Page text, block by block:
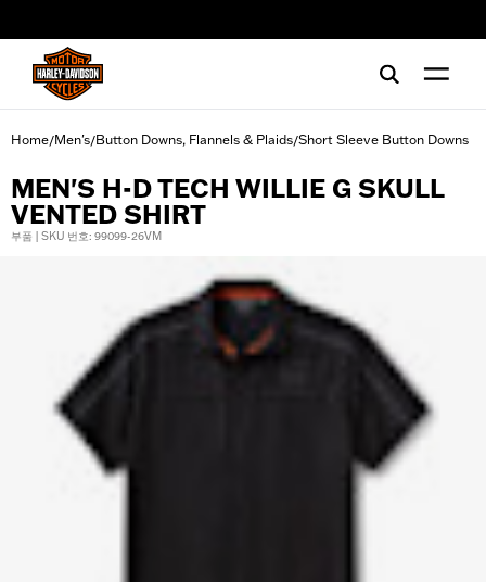
Home/Men's/Button Downs, Flannels & Plaids/Short Sleeve Button Downs
MEN'S H-D TECH WILLIE G SKULL
VENTED SHIRT
부품 | SKU 번호: 99099-26VM